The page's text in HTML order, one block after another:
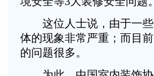
这位人士说，由于一些
体的现象非常严重；而目
的问题很多。